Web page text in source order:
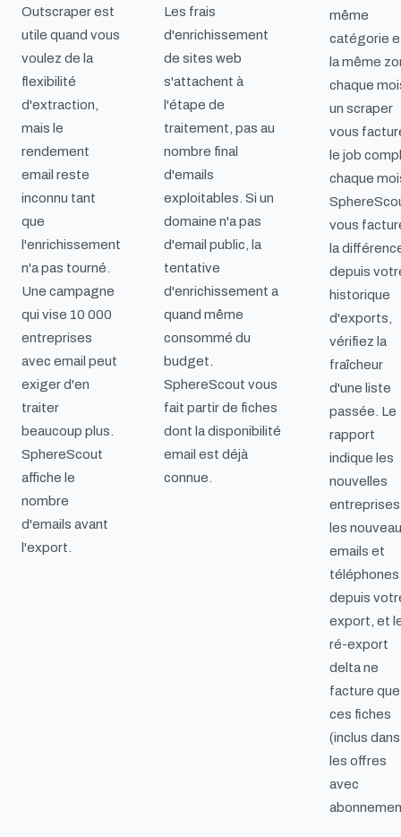
Outscraper est
utile quand vous
voulez de la
flexibilité
d'extraction,
mais le
rendement
email reste
inconnu tant
que
l'enrichissement
n'a pas tourné.
Une campagne
qui vise 10 000
entreprises
avec email peut
exiger d'en
traiter
beaucoup plus.
SphereScout
affiche le
nombre
d'emails avant
l'export.
Les frais
d'enrichissement
de sites web
s'attachent à
l'étape de
traitement, pas au
nombre final
d'emails
exploitables. Si un
domaine n'a pas
d'email public, la
tentative
d'enrichissement a
quand même
consommé du
budget.
SphereScout vous
fait partir de fiches
dont la disponibilité
email est déjà
connue.
même
catégorie
la même
chaque
un scraper
vous
le job
chaque
vous
la
depuis
historique
d'exports,
vérifiez la
fraîcheur
d'une liste
passée. Le
rapport
indique les
nouvelles
les
emails et
téléphones
depuis
export, et
ré-export
delta ne
facture que
ces fiches
(inclus dans
les offres
avec